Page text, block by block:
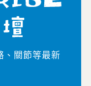
、關節等最新